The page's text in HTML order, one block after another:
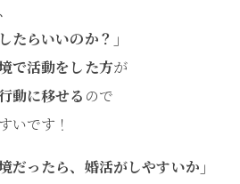
、
たらいいのか？」
で活動をした方が
動に移せる ので
いです！
だったら、婚活がしやすいか」